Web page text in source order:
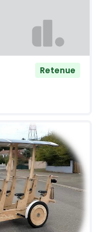
Retenue